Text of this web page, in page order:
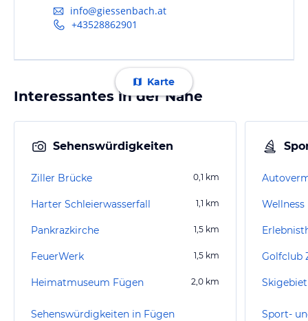
info@giessenbach.at
+43528862901
Karte
Interessantes in der Nähe
Sehenswürdigkeiten
Ziller Brücke 0,1 km
Harter Schleierwasserfall 1,1 km
Pankrazkirche 1,5 km
FeuerWerk 1,5 km
Heimatmuseum Fügen 2,0 km
Sehenswürdigkeiten in Fügen
Golfclub
Sport-